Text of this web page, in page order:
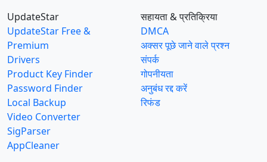
UpdateStar
UpdateStar Free &
Premium
Drivers
Product Key Finder
Password Finder
Local Backup
Video Converter
SigParser
AppCleaner
सहायता & प्रतिक्रिया
DMCA
अक्सर पूछे जाने वाले प्रश्न
संपर्क
गोपनीयता
अनुबंध रद्द करें
रिफंड